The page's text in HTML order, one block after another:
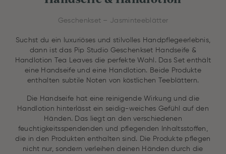
Geschenkset – Jasminteeblätter
Suchst du ein luxuriöses und stilvolles Handpflegeerlebnis,
dann ist das Pip Studio Geschenkset Handseife &
Handlotion Tea Leaves die perfekte Wahl. Das Set enthält
eine Handseife und eine Handlotion. Beide Produkte
enthalten subtile Noten von köstlichen Teeblättern.
Die Handseife hat eine reinigende Wirkung und die
Handlotion hinterlässt ein seidig-weiches Gefühl auf den
Händen. Das liegt an den verschiedenen
feuchtigkeitsspendenden und pflegenden Inhaltsstoffen,
die in den Produkten enthalten sind. Die Produkte pflegen
nicht nur, sondern verleihen deinen Händen durch die